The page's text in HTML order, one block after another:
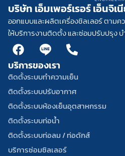
บริษัท เอ็มเพอร์เรอร์ เอ็นจิเ
ออกแบบและผลิตเครื่องชิลเลอร์ ตาม
ให้บริการงานติดตั้ง และซ่อมปรับปรุง บ
F
a
c
e
b
o
o
k
L
i
n
e
w
h
i
t
e
h
n
e
-
a
t
บริการของเรา
ติดตั้งระบบทำความเย็น
ติดตั้งระบบปรับอากาศ
ติดตั้งระบบห้องเย็นอุตสาหกรรม
ติดตั้งระบบท่อน้ำ
ติดตั้งระบบท่อลม / ท่อดักส์
บริการซ่อมซิลเลอร์